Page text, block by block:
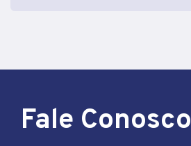
Fale Conosco